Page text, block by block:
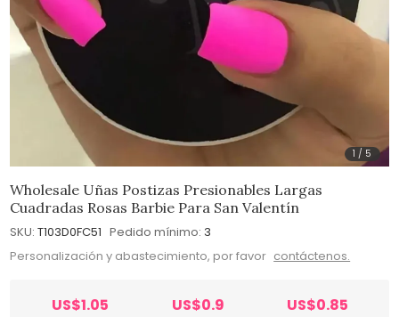
1 / 5
Wholesale Uñas Postizas Presionables Largas
Cuadradas Rosas Barbie Para San Valentín
SKU: T103D0FC51 Pedido mínimo: 3
Personalización y abastecimiento, por favor contáctenos.
US$1.05 US$0.9 US$0.85